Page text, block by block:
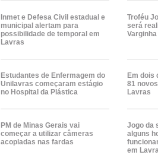
Inmet e Defesa Civil estadual e
municipal alertam para
possibilidade de temporal em
Lavras
Troféu
será
Varginha
Estudantes de Enfermagem do
Unilavras começaram estágio
no Hospital da Plástica
Em dois
81
Lavras
PM de Minas Gerais vai
começar a utilizar câmeras
acopladas nas fardas
Jogo da
alguns
em